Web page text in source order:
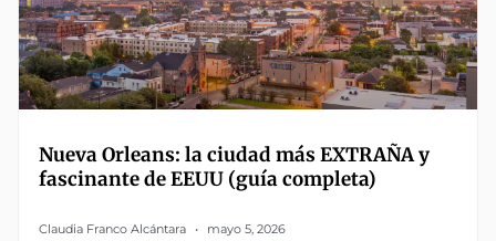
Nueva Orleans: la ciudad más EXTRAÑA y
fascinante de EEUU (guía completa)
Claudia Franco Alcántara mayo 5, 2026